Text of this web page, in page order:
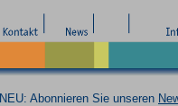
NEU: Abonnieren Sie unseren